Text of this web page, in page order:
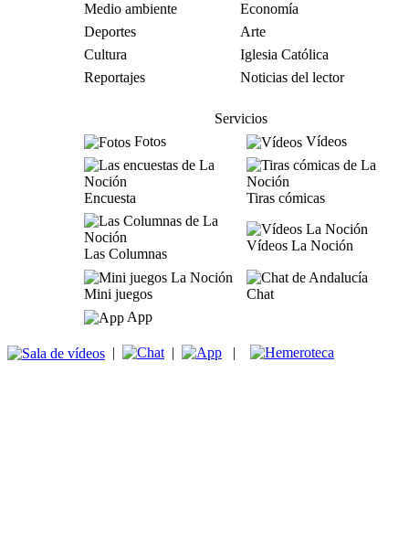
Medio ambiente
Economía
Deportes
Arte
Cultura
Iglesia Católica
Reportajes
Noticias del lector
Servicios
Fotos
Vídeos
Encuesta Tiras cómicas
Las Columnas
Vídeos La Noción
Mini juegos
Chat
App
| | |